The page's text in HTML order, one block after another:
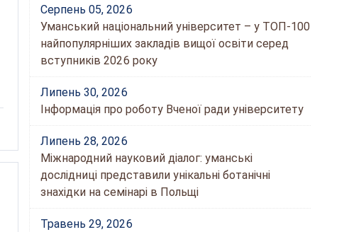
Серпень 05, 2026
Уманський національний університет – у ТОП-100
найпопулярніших закладів вищої освіти серед
вступників 2026 року
Липень 30, 2026
Інформація про роботу Вченої ради університету
Липень 28, 2026
Міжнародний науковий діалог: уманські
дослідниці представили унікальні ботанічні
знахідки на семінарі в Польщі
Травень 29, 2026